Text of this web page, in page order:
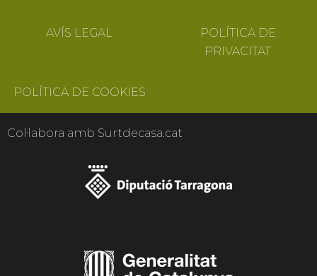
AVÍS LEGAL
POLÍTICA DE
PRIVACITAT
POLÍTICA DE COOKIES
Col·labora amb Surtdecasa.cat